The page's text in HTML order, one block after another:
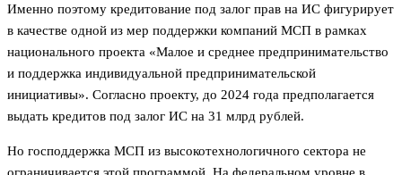
Именно поэтому кредитование под залог прав на ИС фигурирует
в качестве одной из мер поддержки компаний МСП в рамках
национального проекта «Малое и среднее предпринимательство
и поддержка индивидуальной предпринимательской
инициативы». Согласно проекту, до 2024 года предполагается
выдать кредитов под залог ИС на 31 млрд рублей.
Но господдержка МСП из высокотехнологичного сектора не
ограничивается этой программой. На федеральном уровне в